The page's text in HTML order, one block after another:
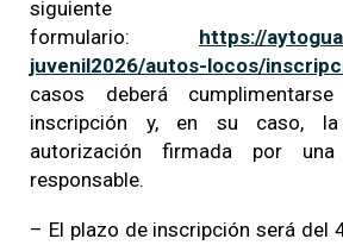
siguiente
formulario: https://
juvenil2026/autos-locos/
casos deberá
inscripción y, en su caso, la
autorización firmada por
responsable.
– El plazo de inscripción será del